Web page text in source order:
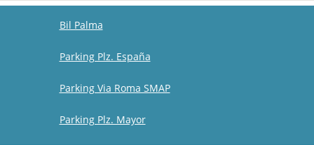
Bil Palma
Parking Plz. España
Parking Via Roma SMAP
Parking Plz. Mayor